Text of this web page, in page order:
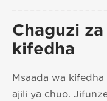
Chaguzi
kifedha
Msaada wa
ajili ya chuo.